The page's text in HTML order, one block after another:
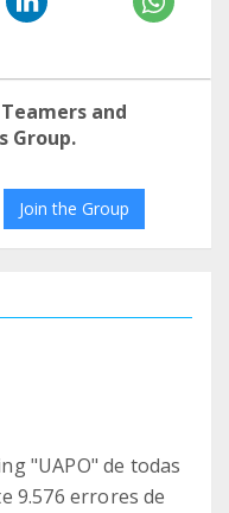
and
Group.
Join the Group
"UAPO" de todas
9.576 errores de